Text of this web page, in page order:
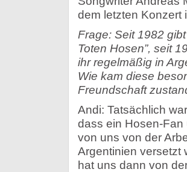
dem letzten Konzert
Frage: Seit 1982 gibt
Toten Hosen”, seit
ihr regelmäßig in
Wie kam diese
Freundschaft
Andi: Tatsächlich
dass ein Hosen-Fan
von uns von der
Argentinien versetzt
hat uns dann von